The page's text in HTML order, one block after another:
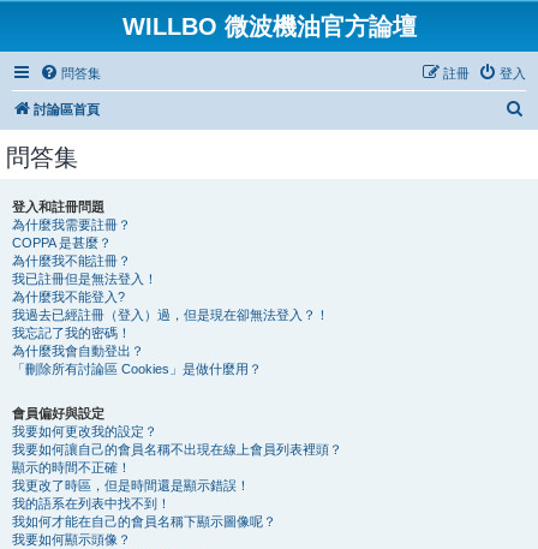
WILLBO 微波機油官方論壇
問答集 登入
註冊
討論區首頁
問答集
登入和註冊問題
為什麼我需要註冊？
COPPA 是甚麼？
為什麼我不能註冊？
我已註冊但是無法登入！
為什麼我不能登入?
我過去已經註冊（登入）過，但是現在卻無法登入？！
我忘記了我的密碼！
為什麼我會自動登出？
「刪除所有討論區 Cookies」是做什麼用？
會員偏好與設定
我要如何更改我的設定？
我要如何讓自己的會員名稱不出現在線上會員列表裡頭？
顯示的時間不正確！
我更改了時區，但是時間還是顯示錯誤！
我的語系在列表中找不到！
我如何才能在自己的會員名稱下顯示圖像呢？
我要如何顯示頭像？